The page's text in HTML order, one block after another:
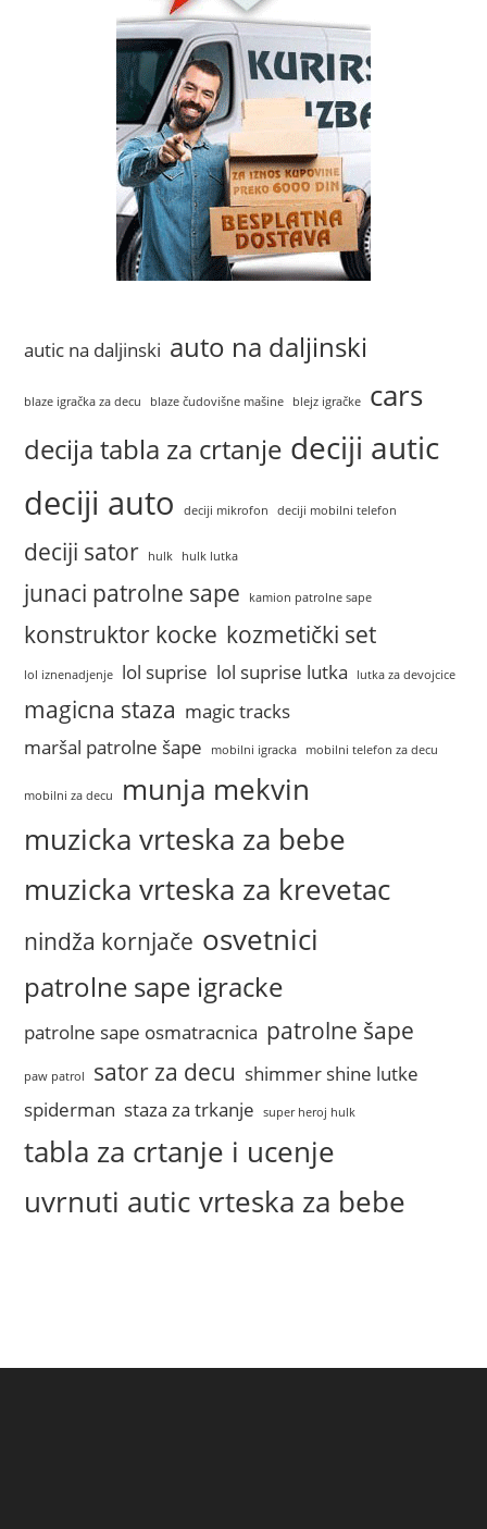
autic na daljinski auto na daljinski
blaze igračka za decu blaze čudovišne mašine blejz igračke cars
decija tabla za crtanje deciji autic
deciji auto deciji mikrofon deciji mobilni telefon
deciji sator hulk hulk lutka
junaci patrolne sape kamion patrolne sape
konstruktor kocke kozmetički set
lol iznenadjenje lol suprise lol suprise lutka lutka za devojcice
magicna staza magic tracks
maršal patrolne šape
mobilni igracka mobilni telefon za decu
mobilni za decu
munja mekvin
muzicka vrteska za bebe
muzicka vrteska za krevetac
nindža kornjače osvetnici
patrolne sape igracke
patrolne sape osmatracnica patrolne šape
paw patrol sator za decu shimmer shine lutke
spiderman staza za trkanje super heroj hulk
tabla za crtanje i ucenje
uvrnuti autic vrteska za bebe